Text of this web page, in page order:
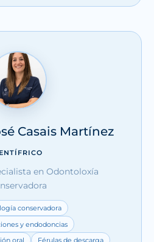
Casais Martínez
en Odontoloxía
conservadora
y endodoncias
oral
Férulas de descarga